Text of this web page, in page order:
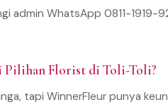
admin WhatsApp 0811-
Pilihan Florist di Toli-Toli?
tapi WinnerFleur punya